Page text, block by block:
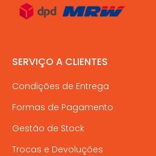
SERVIÇO A CLIENTES
Condições de Entrega
Formas de Pagamento
Gestão de Stock
Trocas e Devoluções